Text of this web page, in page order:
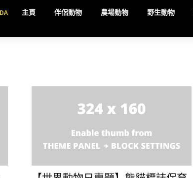
主頁 伴侶動物 農場動物 野生動物